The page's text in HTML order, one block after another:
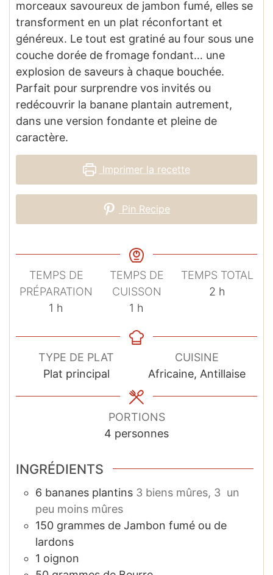
morceaux savoureux de jambon fumé, elles se
transforment en un plat réconfortant et
généreux. Le tout est gratiné au four sous une
couche dorée de fromage fondant… une
explosion de saveurs à chaque bouchée.
Parfait pour surprendre vos invités ou
redécouvrir la banane plantain autrement,
dans une version fondante et pleine de
caractère.
Imprimer la recette
Pin Recipe
TEMPS DE
PRÉPARATION
1 heure
h
TEMPS DE
CUISSON
1 heure
h
TEMPS TOTAL
2heures
h
TYPE DE PLAT
Plat principal
CUISINE
Africaine, Antillaise
PORTIONS
4 personnes
INGRÉDIENTS
6 bananes plantins 3 biens mûres, 3 un
peu moins mûres
150 grammes de Jambon fumé ou de
lardons
1 oignon